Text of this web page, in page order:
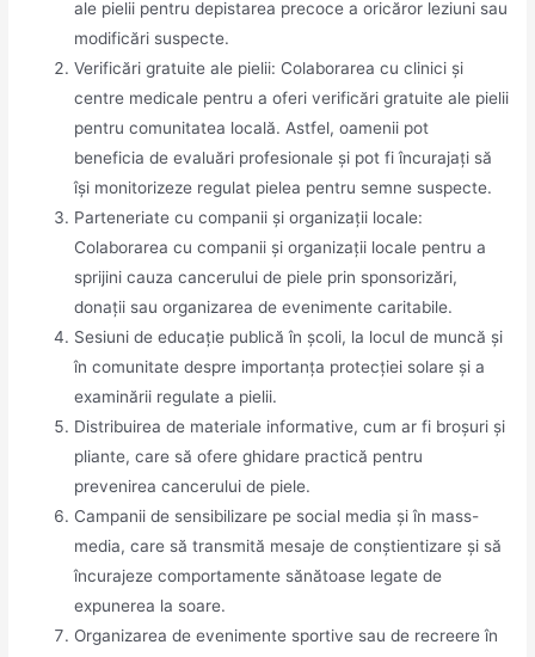
ale pielii pentru depistarea precoce a oricăror leziuni sau
modificări suspecte.
Verificări gratuite ale pielii: Colaborarea cu clinici și
centre medicale pentru a oferi verificări gratuite ale pielii
pentru comunitatea locală. Astfel, oamenii pot
beneficia de evaluări profesionale și pot fi încurajați să
își monitorizeze regulat pielea pentru semne suspecte.
Parteneriate cu companii și organizații locale:
Colaborarea cu companii și organizații locale pentru a
sprijini cauza cancerului de piele prin sponsorizări,
donații sau organizarea de evenimente caritabile.
Sesiuni de educație publică în școli, la locul de muncă și
în comunitate despre importanța protecției solare și a
examinării regulate a pielii.
Distribuirea de materiale informative, cum ar fi broșuri și
pliante, care să ofere ghidare practică pentru
prevenirea cancerului de piele.
Campanii de sensibilizare pe social media și în mass-
media, care să transmită mesaje de conștientizare și să
încurajeze comportamente sănătoase legate de
expunerea la soare.
Organizarea de evenimente sportive sau de recreere în